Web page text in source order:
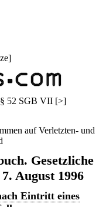
]
§ 52 SGB VII [>]
auf Verletzten- und
Gesetzliche
August 1996
Eintritt eines